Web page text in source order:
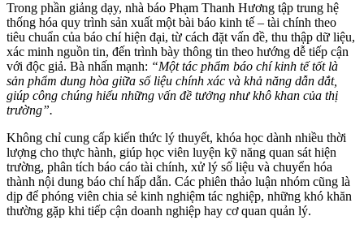
Trong phần giảng dạy, nhà báo Phạm Thanh Hương tập trung hệ
thống hóa quy trình sản xuất một bài báo kinh tế – tài chính theo
tiêu chuẩn của báo chí hiện đại, từ cách đặt vấn đề, thu thập dữ liệu,
xác minh nguồn tin, đến trình bày thông tin theo hướng dễ tiếp cận
với độc giả. Bà nhấn mạnh: “Một tác phẩm báo chí kinh tế tốt là
sản phẩm dung hòa giữa số liệu chính xác và khả năng dẫn dắt,
giúp công chúng hiểu những vấn đề tưởng như khô khan của thị
trường”.
Không chỉ cung cấp kiến thức lý thuyết, khóa học dành nhiều thời
lượng cho thực hành, giúp học viên luyện kỹ năng quan sát hiện
trường, phân tích báo cáo tài chính, xử lý số liệu và chuyển hóa
thành nội dung báo chí hấp dẫn. Các phiên thảo luận nhóm cũng là
dịp để phóng viên chia sẻ kinh nghiệm tác nghiệp, những khó khăn
thường gặp khi tiếp cận doanh nghiệp hay cơ quan quản lý.